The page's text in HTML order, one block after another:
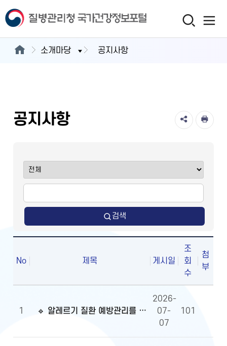
소개마당 공지사항
공지사항
검색
No 제목 게시일
조
회
수
첨
부
1 🔹 알레르기 질환 예방관리를 위한 알자내몸 이벤트 당첨자 발표
2026-
07-
07
101